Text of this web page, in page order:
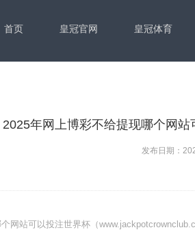
首页 皇冠官网 皇冠体育
2025年网上博彩不给提现哪个网站
发布日期：
网站可以投注世界杯（